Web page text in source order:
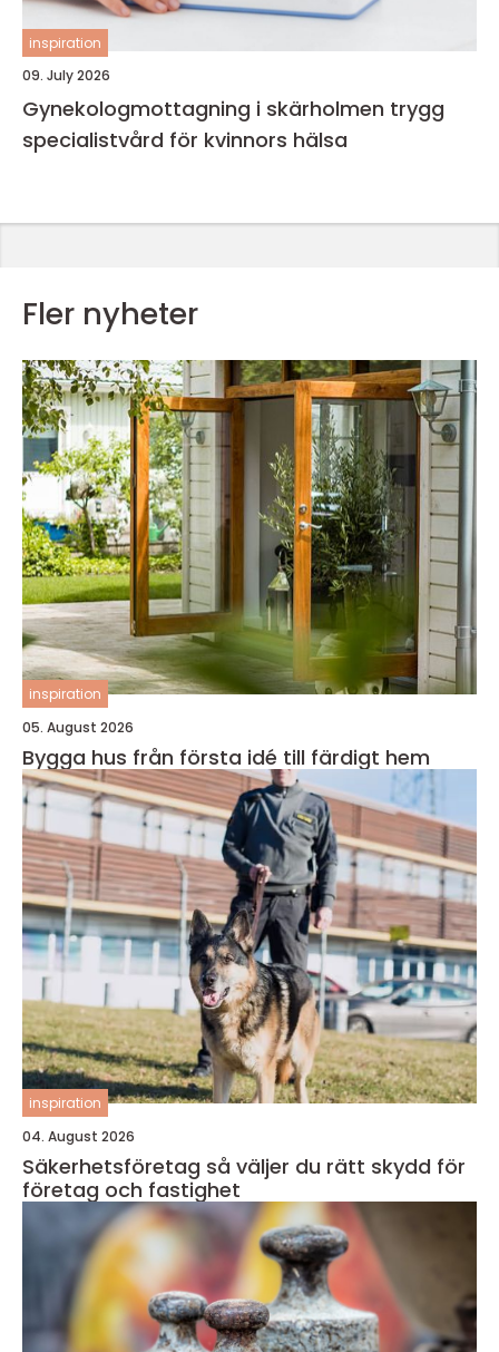
inspiration
09. July 2026
Gynekologmottagning i skärholmen trygg
specialistvård för kvinnors hälsa
Fler nyheter
inspiration
05. August 2026
Bygga hus från första idé till färdigt hem
inspiration
04. August 2026
Säkerhetsföretag så väljer du rätt skydd för
företag och fastighet